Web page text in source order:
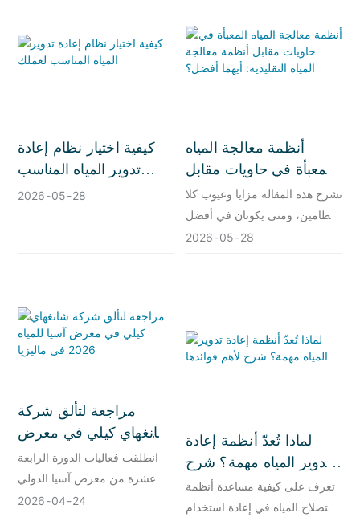
كيفية اختيار نظام إعادة
تدوير المياه المناسب
لعملك
2026 05 28
أنظمة معالجة المياه
المعبأة في حاويات مقابل
أنظمة معالجة المياه
التقليدية: أيهما أفضل؟
تشرح هذه المقالة مزايا وعيوب كلا
النظامين، ومتى يكونان في أفضل
حالاتهما، والعوامل التي يجب
2026 05 28
مراجعة لتألق شركة
شانغهاي كيلي في معرض
آسيا للمياه 2026 في
ماليزيا
انطلقت فعاليات الدورة الرابعة
عشرة من معرض آسيا الدولي
لمعالجة المياه (ASIA WATER
2026 04 24
لماذا تُعدّ أنظمة إعادة
تدوير المياه مهمة؟ شرح
لأهم فوائدها
تعرف على كيفية مساعدة أنظمة
استصلاح المياه في إعادة استخدام